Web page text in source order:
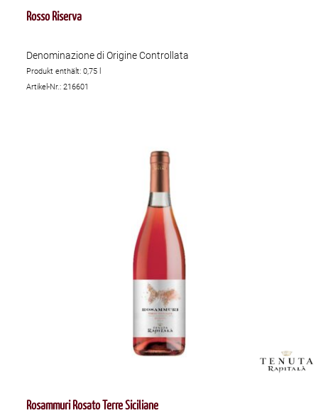
Rosso Riserva
Denominazione di Origine Controllata
Produkt enthält: 0,75
Artikel-Nr.: 216601
Rosammuri Rosato Terre Siciliane